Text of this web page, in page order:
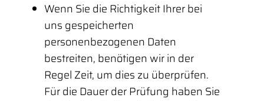
Wenn Sie die Richtigkeit Ihrer bei
uns gespeicherten
personenbezogenen Daten
bestreiten, benötigen wir in der
Regel Zeit, um dies zu überprüfen.
Für die Dauer der Prüfung haben Sie